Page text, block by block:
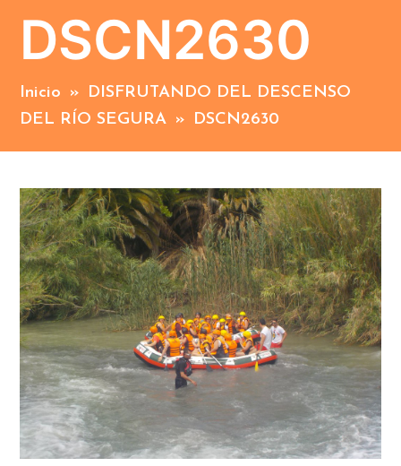
DSCN2630
Inicio »
DISFRUTANDO DEL DESCENSO
DEL RÍO SEGURA » DSCN2630